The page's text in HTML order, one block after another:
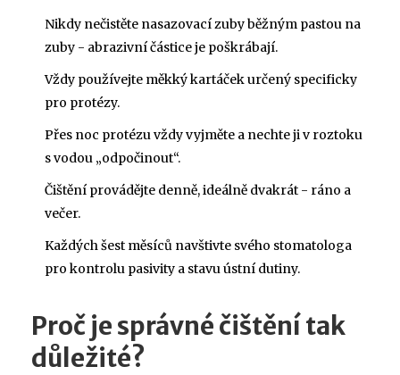
Nikdy nečistěte nasazovací zuby běžným pastou na
zuby - abrazivní částice je poškrábají.
Vždy používejte měkký kartáček určený specificky
pro protézy.
Přes noc protézu vždy vyjměte a nechte ji v roztoku
s vodou „odpočinout“.
Čištění provádějte denně, ideálně dvakrát - ráno a
večer.
Každých šest měsíců navštivte svého stomatologa
pro kontrolu pasivity a stavu ústní dutiny.
Proč je správné čištění tak
důležité?